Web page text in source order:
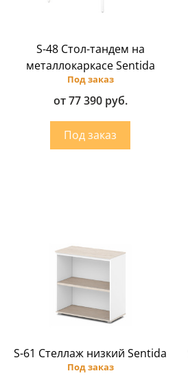
S-48 Стол-тандем на
металлокаркасе Sentida
Под заказ
от 77 390 руб.
S-61 Стеллаж низкий Sentida
Под заказ